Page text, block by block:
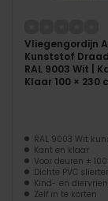
Vliegengordijn
Kunststof
RAL 9003 Wit |
Klaar 100 × 230
RAL 9003 Wit
Kant en klaar
Voor deuren ±
Dichte PVC
Kind- en
Zelf in te korten